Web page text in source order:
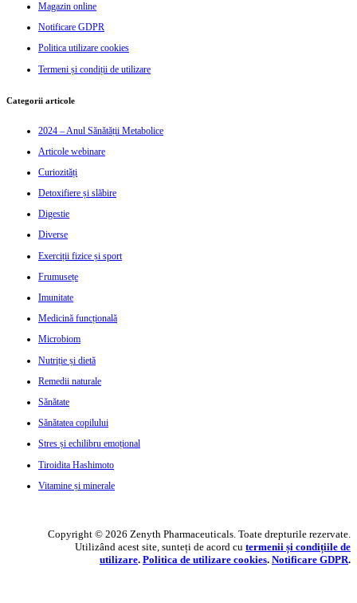
Magazin online
Notificare GDPR
Politica utilizare cookies
Termeni și condiții de utilizare
Categorii articole
2024 – Anul Sănătății Metabolice
Articole webinare
Curiozități
Detoxifiere și slăbire
Digestie
Diverse
Exerciții fizice și sport
Frumusețe
Imunitate
Medicină funcțională
Microbiom
Nutriție și dietă
Remedii naturale
Sănătate
Sănătatea copilului
Stres și echilibru emoțional
Tiroidita Hashimoto
Vitamine și minerale
Copyright © 2026 Zenyth Pharmaceuticals. Toate drepturile rezervate.
Utilizând acest site, sunteți de acord cu termenii și condițiile de
utilizare. Politica de utilizare cookies. Notificare GDPR.